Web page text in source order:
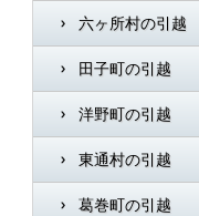
六ヶ所村の引越
田子町の引越
洋野町の引越
東通村の引越
葛巻町の引越